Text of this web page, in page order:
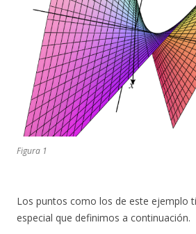
Figura 1
Los puntos como los de este ejemplo
especial que definimos a continuación.